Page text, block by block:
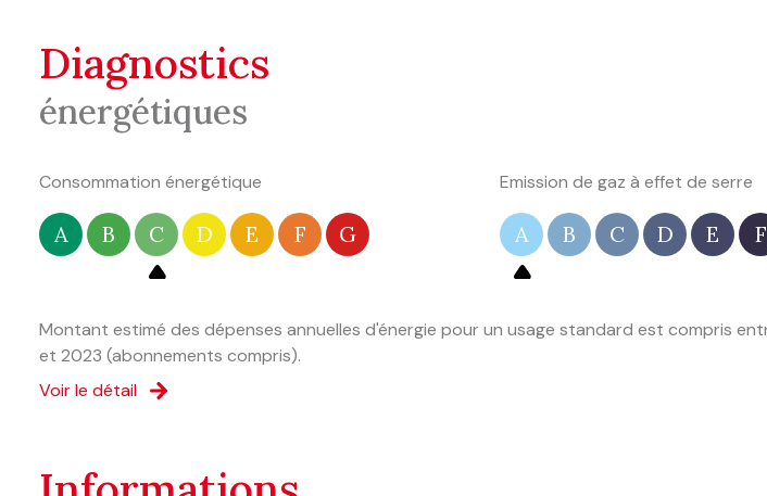
diagnostics
énergétiques
Consommation énergétique
A B C D E F G
Emission de gaz à effet de serre
A B C D E F
Montant estimé des dépenses annuelles d'énergie pour un usage standard est compris
et 2023 (abonnements compris).
Voir le détail